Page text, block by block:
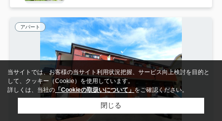
アパート
当サイトでは、お客様の当サイト利用状況把握、サービス向上検討を目的と
して、クッキー（Cookie）を使用しています。
詳しくは、当社の 「Cookieの取扱いについて」 をご確認ください。
閉じる